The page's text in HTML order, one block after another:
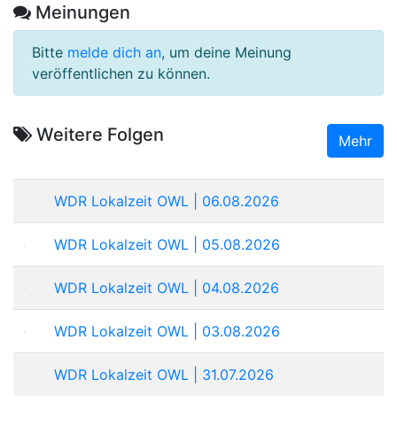
Meinungen
Bitte melde dich an, um deine Meinung
veröffentlichen zu können.
Weitere Folgen Mehr
WDR Lokalzeit OWL | 06.08.2026
WDR Lokalzeit OWL | 05.08.2026
WDR Lokalzeit OWL | 04.08.2026
WDR Lokalzeit OWL | 03.08.2026
WDR Lokalzeit OWL | 31.07.2026